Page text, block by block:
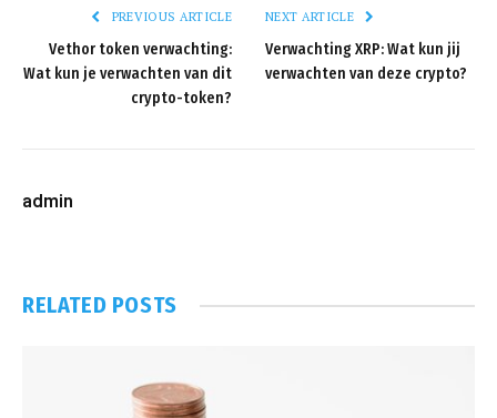
PREVIOUS ARTICLE
Vethor token verwachting:
Wat kun je verwachten van dit
crypto-token?
NEXT ARTICLE
Verwachting XRP: Wat kun jij
verwachten van deze crypto?
admin
RELATED POSTS